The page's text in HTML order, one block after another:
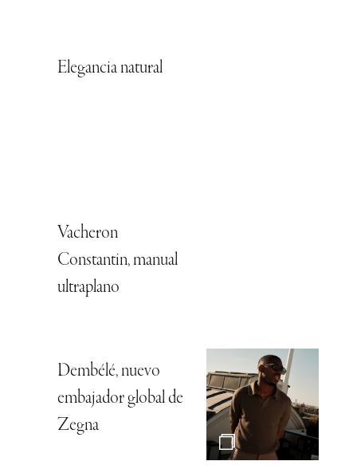
Elegancia natural
Vacheron
Constantin, manual
ultraplano
Dembélé, nuevo
embajador global de
Zegna